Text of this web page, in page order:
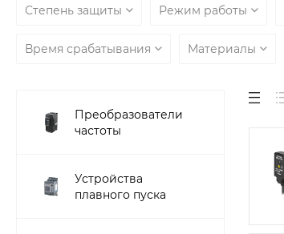
Степень защиты Режим работы
Время срабатывания Материалы
Преобразователи
частоты
Устройства
плавного пуска